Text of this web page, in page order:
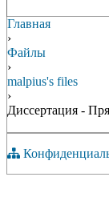
Главная
›
Файлы
›
malpius's files
›
Диссертация -